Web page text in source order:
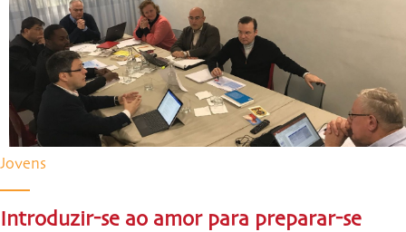
Jovens
Introduzir-se ao amor para preparar-se